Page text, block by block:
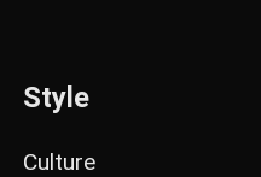
Style
Culture